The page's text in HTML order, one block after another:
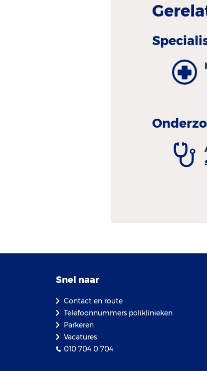
Snel naar
Contact en route
Telefoonnummers poliklinieken
Parkeren
Vacatures
010 704 0 704